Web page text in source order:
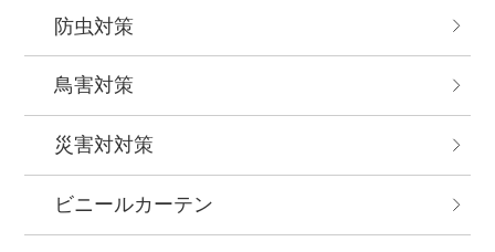
防虫対策
鳥害対策
災害対対策
ビニールカーテン